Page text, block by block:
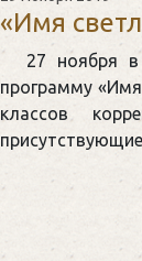
«Имя
27 ноября
программу
классов